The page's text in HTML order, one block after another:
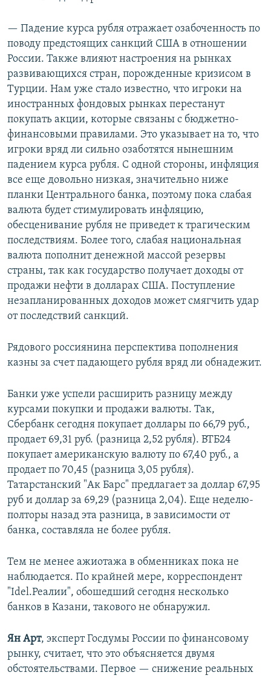
— Падение курса рубля отражает озабоченность по
поводу предстоящих санкций США в отношении
России. Также влияют настроения на рынках
развивающихся стран, порожденные кризисом в
Турции. Нам уже стало известно, что игроки на
иностранных фондовых рынках перестанут
покупать акции, которые связаны с бюджетно-
финансовыми правилами. Это указывает на то, что
игроки вряд ли сильно озаботятся нынешним
падением курса рубля. С одной стороны, инфляция
все еще довольно низкая, значительно ниже
планки Центрального банка, поэтому пока слабая
валюта будет стимулировать инфляцию,
обесценивание рубля не приведет к трагическим
последствиям. Более того, слабая национальная
валюта пополнит денежной массой резервы
страны, так как государство получает доходы от
продажи нефти в долларах США. Поступление
незапланированных доходов может смягчить удар
от последствий санкций.
Рядового россиянина перспектива пополнения
казны за счет падающего рубля вряд ли обнадежит.
Банки ​уже успели расширить разницу между
курсами покупки и продажи валюты.​ Так,
Сбербанк сегодня покупает доллары по 66,79 руб.,
продает 69,31 руб. (разница 2,52 рубля). ВТБ24
покупает американскую валюту по 67,40 руб., а
продает по 70,45 (разница 3,05 рубля).
Татарстанский "Ак Барс" предлагает за доллар 67,95
руб и доллар за 69,29 (разница 2,04). Еще неделю-
полторы назад эта разница, в зависимости от
банка, составляла не более рубля.
Тем не менее ажиотажа в обменниках пока не
наблюдается. По крайней мере, корреспондент
"Idel.Реалии", обошедший сегодня несколько
банков в Казани, такового не обнаружил.
Ян Арт, эксперт Госдумы России по финансовому
рынку, считает, что это объясняется двумя
обстоятельствами. Первое — снижение реальных